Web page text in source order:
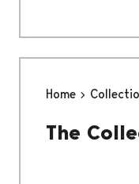
Home
The